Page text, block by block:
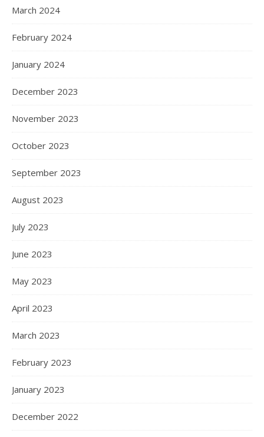
March 2024
February 2024
January 2024
December 2023
November 2023
October 2023
September 2023
August 2023
July 2023
June 2023
May 2023
April 2023
March 2023
February 2023
January 2023
December 2022